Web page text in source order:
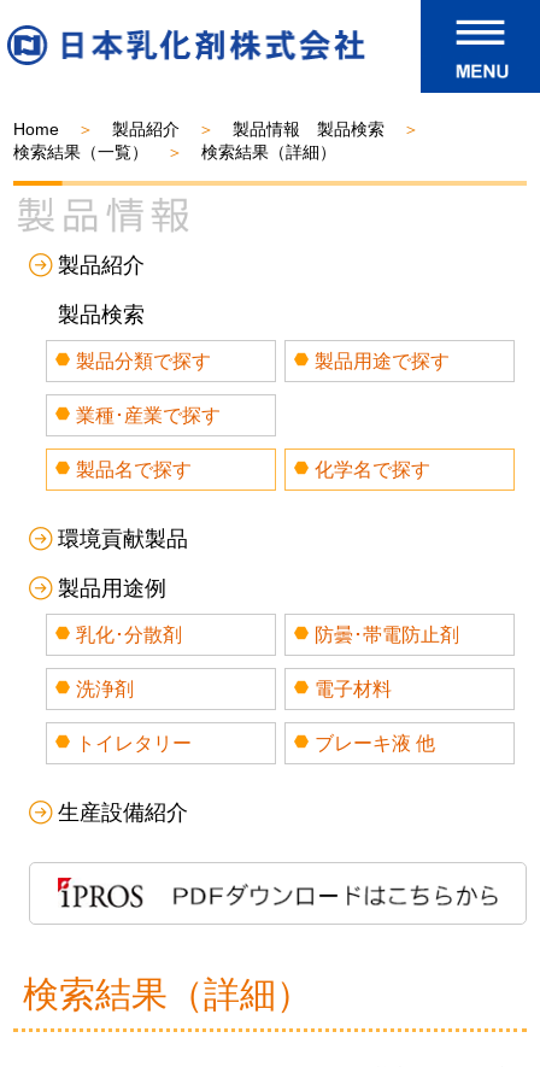
Home 製品紹介
製品情報 製品検索
検索結果（一覧）
検索結果（詳細）
製品紹介
製品検索
製品分類で探す 製品用途で探す
業種･産業で探す
製品名で探す 化学名で探す
環境貢献製品
製品用途例
乳化･分散剤 防曇･帯電防止剤
洗浄剤 電子材料
トイレタリー ブレーキ液 他
生産設備紹介
検索結果（詳細）